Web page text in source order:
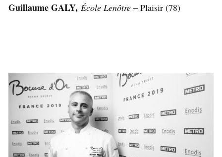
Guillaume GALY, École Lenôtre – Plaisir (78)